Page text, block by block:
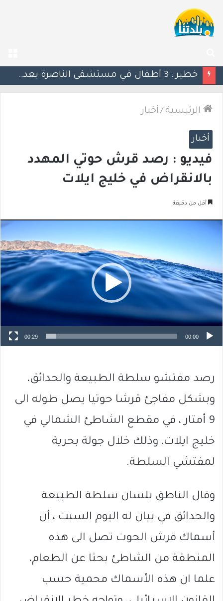
عن
منتدى رؤساء السلطات المحلية في وادي عارة: نداء عاجل للأهالي بشأن إخطارات سلطة الأراضي
الرئيسية / أخبار
أخبار
فيديو : رصد قرش حوتي المهدد
بالانقراض في خليج ايلات
أقل من دقيقة
مشغل
00:00
00:29
رصد مفتشو سلطة الطبيعة والحدائق،
وبشكل مفاجئ قرشا حوتيا يصل طوله الى
9 أمتار ، في مقطع الشاطئ الشمالي في
خليج ايلات، وذلك خلال جولة بحرية
لمفتشي السلطة.
وقال الناطق بلسان سلطة الطبيعة
والحدائق في بيان له اليوم السبت ، أن
أسماك قرش الحوت تصل الى هذه
المنطقة من الشاطئ بحثا عن الطعام،
علما ان هذه الأسماك محمية حسب